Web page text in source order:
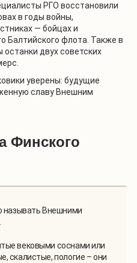
РГО восстановили
в годы войны,
— бойцах и
Балтийского флота. Также в
двух советских
уверены: будущие
славу Внешним
Финского
называть Внешними
вековыми соснами или
скалистые, пологие – они